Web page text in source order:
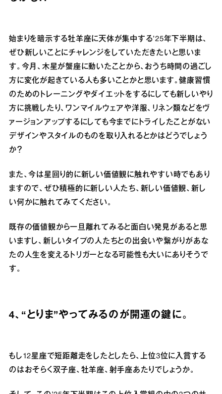
始まりを暗示する牡羊座に天体が集中する’25年下半期は、
ぜひ新しいことにチャレンジをしていただきたいと思いま
す。今月、木星が蟹座に動いたことから、おうち時間の過ごし
方に変化が起きている人も多いことかと思います。健康習慣
のためのトレーニングやダイエットをするにしても新しいやり
方に挑戦したり、ワンマイルウェアや洋服、リネン類などをヴ
ァージョンアップするにしても今までにトライしたことがない
デザインやスタイルのものを取り入れるとかはどうでしょう
か？
また、今は星回り的に新しい価値観に触れやすい時でもあり
ますので、ぜひ積極的に新しい人たち、新しい価値観、新し
い何かに触れてみてください。
既存の価値観から一旦離れてみると面白い発見があると思
いますし、新しいタイプの人たちとの出会いや繋がりがあな
たの人生を変えるトリガーとなる可能性も大いにありそうで
す。
4、“とりま”やってみるのが開運の鍵に。
もし12星座で短距離走をしたとしたら、上位3位に入賞する
のはおそらく双子座、牡羊座、射手座あたりでしょうか。